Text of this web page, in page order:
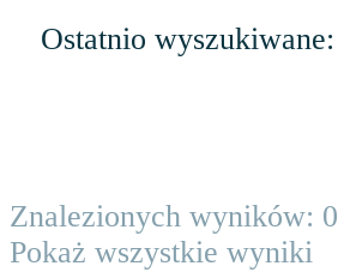
Ostatnio wyszukiwane:
Znalezionych wyników: 0
Pokaż wszystkie wyniki